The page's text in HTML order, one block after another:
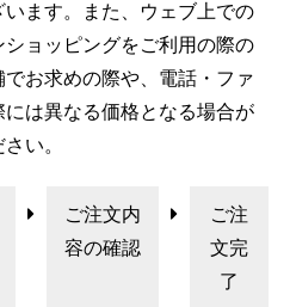
ます。また、ウェブ上での
ョッピングをご利用の際の
お求めの際や、電話・ファ
は異なる価格となる場合が
い。
ご注文内
容の確認
ご注
文完
了